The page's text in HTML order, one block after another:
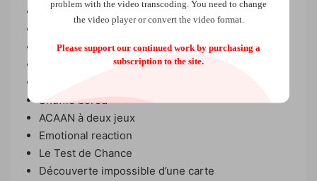
Pénélope automatique
Le tour des 21 cartes
La balance humaine
Shuffle bored
ACAAN à deux jeux
Emotional reaction
Le Test de Chance
Découverte impossible d’une carte
problem with the video transcoding. You need to change
the video player or convert the video format.
Please support our continued work by purchasing a
subscription to the site.